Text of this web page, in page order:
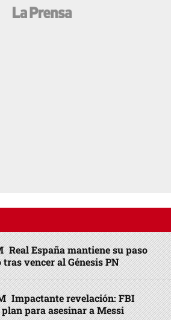
Real España mantiene su paso
tras vencer al Génesis PN
Impactante revelación: FBI
plan para asesinar a Messi